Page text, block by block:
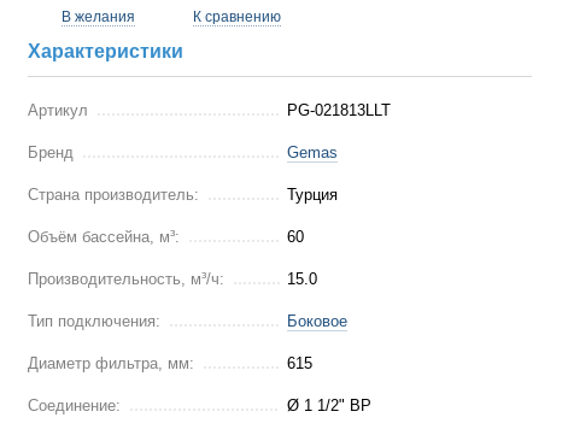
В желания К сравнению
Характеристики
Артикул PG-021813LLT
Бренд Gemas
Страна производитель: Турция
Объём бассейна, м³: 60
Производительность, м³/ч: 15.0
Тип подключения: Боковое
Диаметр фильтра, мм: 615
Соединение: Ø 1 1/2" ВР